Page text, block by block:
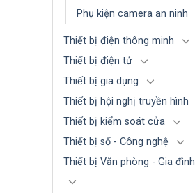
Phụ kiện camera an ninh
Thiết bị điện thông minh
Thiết bị điện tử
Thiết bị gia dụng
Thiết bị hội nghị truyền hình
Thiết bị kiểm soát cửa
Thiết bị số - Công nghệ
Thiết bị Văn phòng - Gia đình